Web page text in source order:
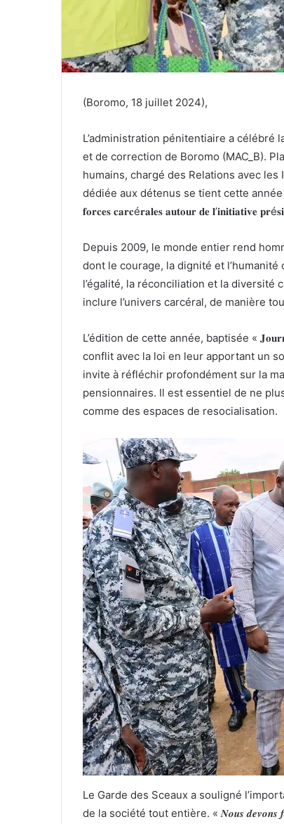
(Boromo, 18 juillet 2024),
L’administration pénitentiaire a célébré
et de correction de Boromo (MAC_B).
humains, chargé des Relations avec
dédiée aux détenus se tient cette année
𝐟𝐨𝐫𝐜𝐞𝐬 𝐜𝐚𝐫𝐜é𝐫𝐚𝐥𝐞𝐬 𝐚𝐮𝐭𝐨𝐮𝐫 𝐝𝐞 𝐥’𝐢𝐧𝐢𝐭𝐢𝐚𝐭𝐢𝐯𝐞
Depuis 2009, le monde entier rend
dont le courage, la dignité et
l’égalité, la réconciliation et la diversité
inclure l’univers carcéral, de manière
L’édition de cette année, baptisée «
conflit avec la loi en leur apportant un
invite à réfléchir profondément sur la
pensionnaires. Il est essentiel de ne
comme des espaces de resocialisation.
Le Garde des Sceaux a souligné
de la société tout entière. « 𝑵𝒐𝒖𝒔 𝒅𝒆𝒗𝒐𝒏𝒔